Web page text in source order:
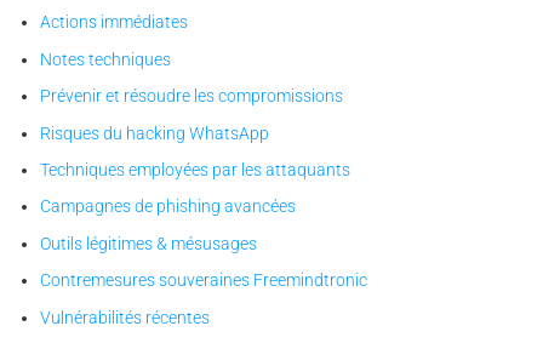
Actions immédiates
Notes techniques
Prévenir et résoudre les compromissions
Risques du hacking WhatsApp
Techniques employées par les attaquants
Campagnes de phishing avancées
Outils légitimes & mésusages
Contremesures souveraines Freemindtronic
Vulnérabilités récentes